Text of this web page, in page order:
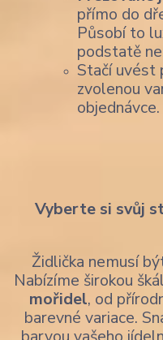
přímo do
Působí to
podstatě
Stačí uvést
zvolenou
objednávce.
Vyberte si svůj
Židlička nemusí
Nabízíme širokou
mořidel, od
barevné variace.